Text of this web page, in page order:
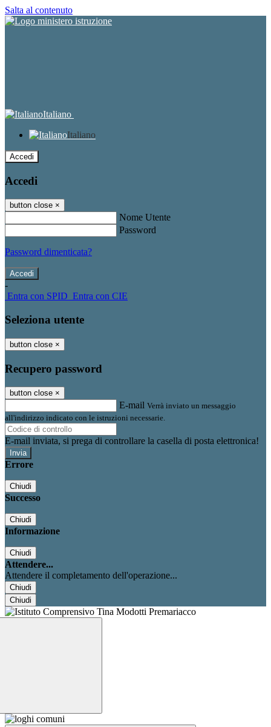
Salta al contenuto
Italiano
Italiano
Accedi
Accedi
button close ×
Nome Utente
Password
Password dimenticata?
-
Entra con SPID Entra con CIE
Seleziona utente
button close ×
Recupero password
button close ×
E-mail Verrà inviato un messaggio
all'indirizzo indicato con le istruzioni necessarie.
E-mail inviata, si prega di controllare la casella di posta elettronica!
Errore
Chiudi
Successo
Chiudi
Informazione
Chiudi
Attendere...
Attendere il completamento dell'operazione...
Chiudi
Chiudi